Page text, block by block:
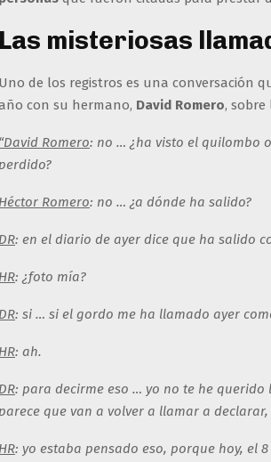
Las misteriosas
Uno de los registros es una conversación
con su hermano, David Romero, sobre
“David Romero: no … ¿ha visto el quilombo
perdido?
Héctor Romero: no … ¿a dónde ha salido?
DR: en el diario de ayer dice que ha salido
HR: ¿foto mía?
DR: si … si el gordo me ha llamado ayer
HR: ah.
DR: para decirme eso … yo no te he
parece que van a volver a llamar a declarar,
HR: yo estaba pensado eso, porque hoy, el